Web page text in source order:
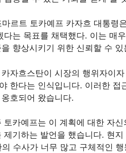
르트 토카예프 카자흐 대통령
다는 목표를 채택했다. 이는 매
향상시키기 위한 신뢰할 수
자흐스탄이 시장의 행위자이
한다는 인식입니다. 이러한
호되어 왔습니다.
토카예프는 이 계획에 대한 자
제기하는 발언을 했습니다. 현지
의 수사가 너무 많고 구체적인